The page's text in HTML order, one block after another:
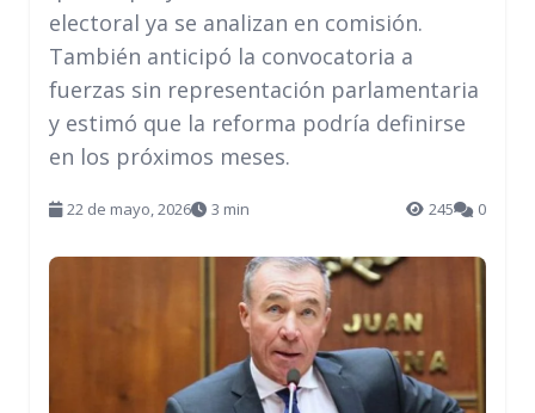
electoral ya se analizan en comisión.
También anticipó la convocatoria a
fuerzas sin representación parlamentaria
y estimó que la reforma podría definirse
en los próximos meses.
22 de mayo, 2026 3 min 245 0